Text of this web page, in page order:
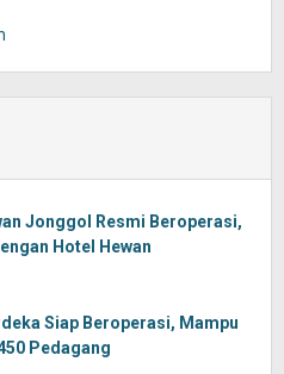
Jonggol Resmi Beroperasi,
Hotel Hewan
Siap Beroperasi, Mampu
Pedagang